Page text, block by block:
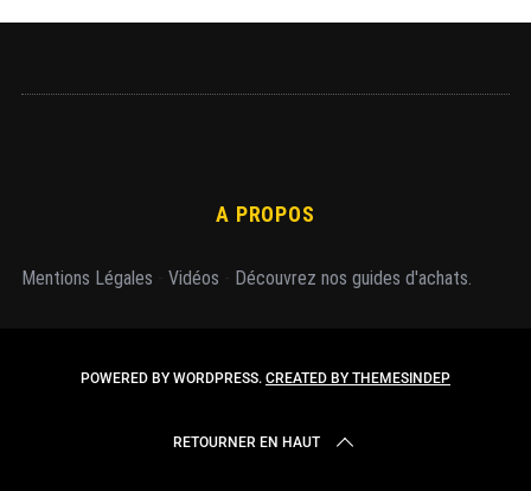
A PROPOS
Mentions Légales Vidéos Découvrez nos guides d'achats.
POWERED BY WORDPRESS. CREATED BY THEMESINDEP
RETOURNER EN HAUT